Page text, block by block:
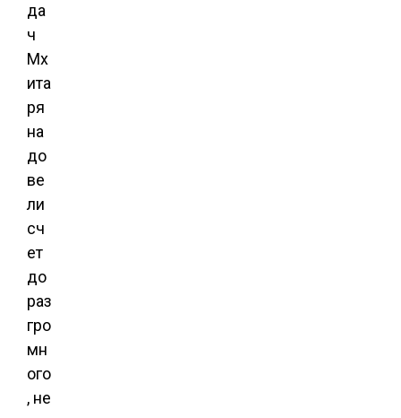
да
ч
Мх
ита
ря
на
до
ве
ли
сч
ет
до
раз
гро
мн
ого
, не